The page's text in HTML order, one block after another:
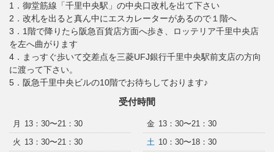
1．御堂筋線「千里中央駅」の中央口改札を出て下さい
2．改札を出ると真ん中にエスカレーターがあるので１階へ
3．1階で降りたら阪急百貨店方面へ歩き、ロッテリア千里中央店
を左へ曲がります
4．まっすぐ歩いて交差点を三菱UFJ銀行千里中央駅前支店の方向
に渡って下さい。
5．阪急千里中央ビルの10階でお待ちしております♪
受付時間
月
13：30〜21：30
火 13：30〜21：30
金 13：30〜21：30
土 10：30〜18：30